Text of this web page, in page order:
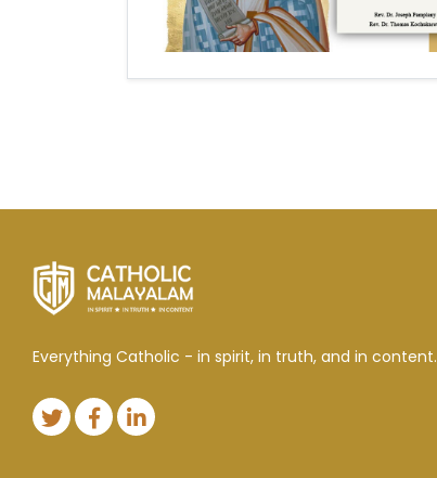
Everything Catholic - in spirit, in truth, and in content.